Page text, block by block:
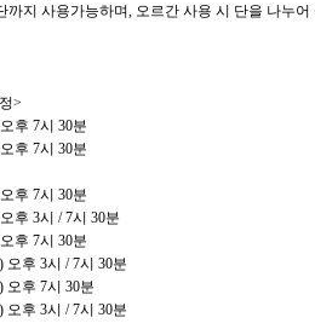
까지 사용가능하며, 오르간 사용 시 단을 나누
>
오후 7시 30분
오후 7시 30분
오후 7시 30분
오후 3시 / 7시 30분
오후 7시 30분
) 오후 3시 / 7시 30분
) 오후 7시 30분
) 오후 3시 / 7시 30분